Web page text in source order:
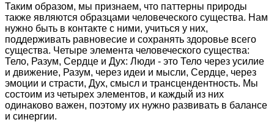
Таким образом, мы признаем, что паттерны природы
также являются образцами человеческого существа. Нам
нужно быть в контакте с ними, учиться у них,
поддерживать равновесие и сохранять здоровье всего
существа. Четыре элемента человеческого существа:
Тело, Разум, Сердце и Дух: Люди - это Тело через усилие
и движение, Разум, через идеи и мысли, Сердце, через
эмоции и страсти, Дух, смысл и трансцендентность. Мы
состоим из четырех элементов, и каждый из них
одинаково важен, поэтому их нужно развивать в балансе
и синергии.